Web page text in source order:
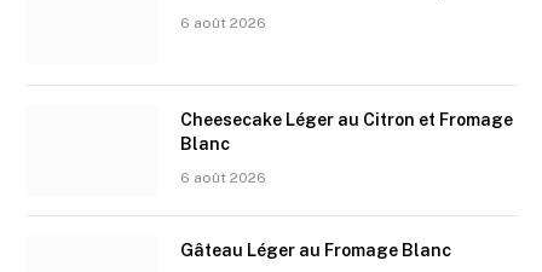
6 août 2026
Cheesecake Léger au Citron et Fromage
Blanc
6 août 2026
Gâteau Léger au Fromage Blanc